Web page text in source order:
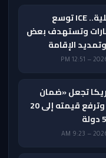
حتى في الرحلات الداخلية.. ICE توسع
وتستهدف بعض
الإقامة
تجعل «ضمان
تأشيرة الزيارة» دائمًا وترفع قيمته إلى 20